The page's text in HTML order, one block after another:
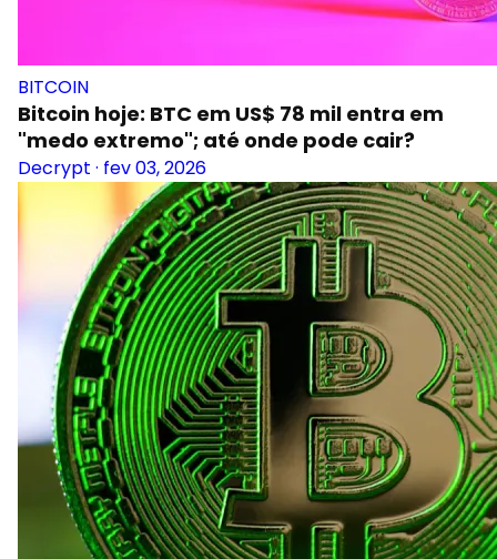
BITCOIN
Bitcoin hoje: BTC em US$ 78 mil entra em
"medo extremo"; até onde pode cair?
Decrypt · fev 03, 2026